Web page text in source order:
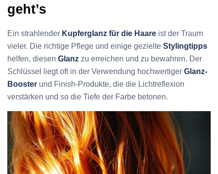
geht’s
Ein strahlender Kupferglanz für die Haare ist der Traum
vieler. Die richtige Pflege und einige gezielte Stylingtipps
helfen, diesen Glanz zu erreichen und zu bewahren. Der
Schlüssel liegt oft in der Verwendung hochwertiger Glanz-
Booster und Finish-Produkte, die die Lichtreflexion
verstärken und so die Tiefe der Farbe betonen.